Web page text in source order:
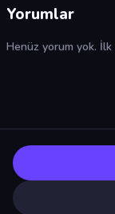
Yorumlar
Henüz yorum yok.